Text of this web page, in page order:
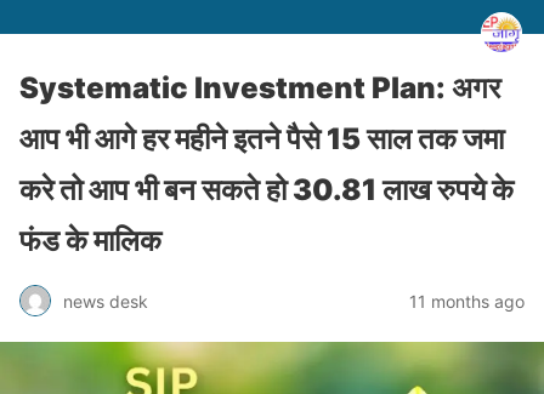
Systematic Investment Plan: अगर
आप भी आगे हर महीने इतने पैसे 15 साल तक जमा
करे तो आप भी बन सकते हो 30.81 लाख रुपये के
फंड के मालिक
news desk 11 months ago